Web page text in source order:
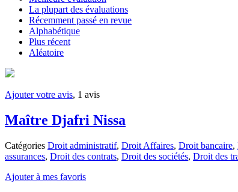
La plupart des évaluations
Récemment passé en revue
Alphabétique
Plus récent
Aléatoire
Ajouter votre avis, 1 avis
Maître Djafri Nissa
Catégories Droit administratif, Droit Affaires, Droit bancaire,
assurances, Droit des contrats, Droit des sociétés, Droit des
Ajouter à mes favoris